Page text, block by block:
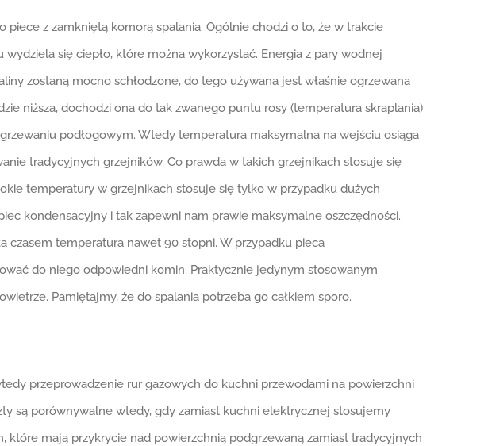
z zamkniętą komorą spalania. Ogólnie chodzi o to, że w trakcie
się ciepło, które można wykorzystać. Energia z pary wodnej
zostaną mocno schłodzone, do tego używana jest właśnie ogrzewana
niższa, dochodzi ona do tak zwanego puntu rosy (temperatura skraplania)
podłogowym. Wtedy temperatura maksymalna na wejściu osiąga
tradycyjnych grzejników. Co prawda w takich grzejnikach stosuje się
temperatury w grzejnikach stosuje się tylko w przypadku dużych
kondensacyjny i tak zapewni nam prawie maksymalne oszczędności.
czasem temperatura nawet 90 stopni. W przypadku pieca
do niego odpowiedni komin. Praktycznie jedynym stosowanym
Pamiętajmy, że do spalania potrzeba go całkiem sporo.
przeprowadzenie rur gazowych do kuchni przewodami na powierzchni
są porównywalne wtedy, gdy zamiast kuchni elektrycznej stosujemy
mają przykrycie nad powierzchnią podgrzewaną zamiast tradycyjnych